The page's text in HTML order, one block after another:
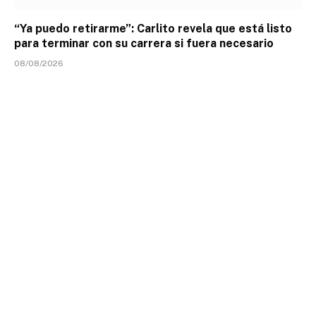
“Ya puedo retirarme”: Carlito revela que está listo
para terminar con su carrera si fuera necesario
08/08/2026